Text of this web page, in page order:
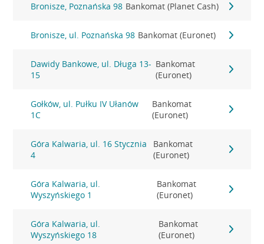
Bronisze, Poznańska 98 Bankomat (Planet Cash)
Bronisze, ul. Poznańska 98 Bankomat (Euronet)
Dawidy Bankowe, ul. Długa 13-
15
Bankomat
(Euronet)
Gołków, ul. Pułku IV Ułanów
1C
Bankomat
(Euronet)
Góra Kalwaria, ul. 16 Stycznia
4
Bankomat
(Euronet)
Góra Kalwaria, ul.
Wyszyńskiego 1
Bankomat
(Euronet)
Góra Kalwaria, ul.
Wyszyńskiego 18
Bankomat
(Euronet)